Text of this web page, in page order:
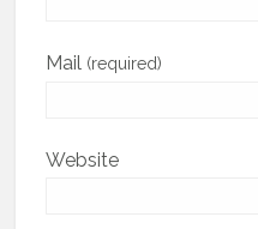
Mail (required)
Website